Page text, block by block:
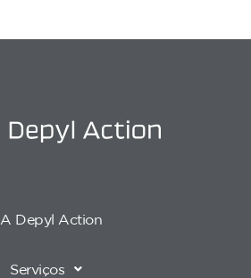
A Depyl Action
Serviços